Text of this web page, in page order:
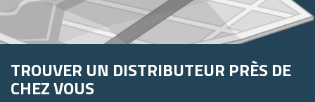
TROUVER UN DISTRIBUTEUR PRÈS DE
CHEZ VOUS